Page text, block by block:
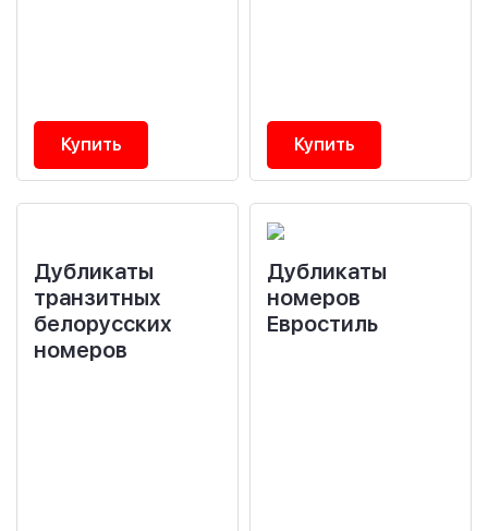
Купить Купить
Дубликаты
транзитных
белорусских
номеров
Дубликаты
номеров
Евростиль